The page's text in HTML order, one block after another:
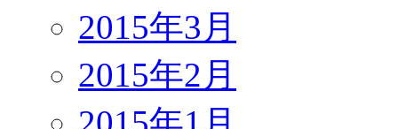
2015年3月
2015年2月